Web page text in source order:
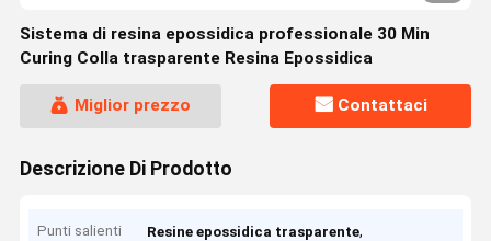
Sistema di resina epossidica professionale 30 Min
Curing Colla trasparente Resina Epossidica
Miglior prezzo Contattaci
Descrizione Di Prodotto
Punti salienti Resine epossidica trasparente,